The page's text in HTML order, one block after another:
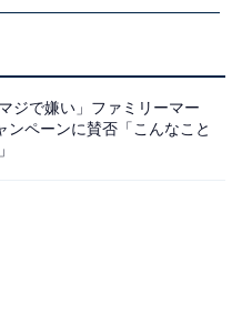
ジで嫌い」ファミリーマー
ンペーンに賛否「こんなこと